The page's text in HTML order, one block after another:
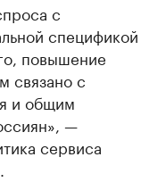
с
спецификой
повышение
связано с
и общим
—
сервиса